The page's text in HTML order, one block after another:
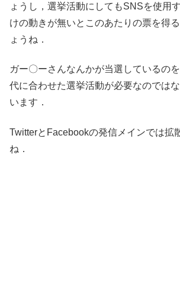
ょうし，選挙活動にしてもSNSを使用
けの動きが無いとこのあたりの票を得
ょうね．
ガー〇ーさんなんかが当選しているの
代に合わせた選挙活動が必要なのでは
います．
TwitterとFacebookの発信メインでは拡
ね．